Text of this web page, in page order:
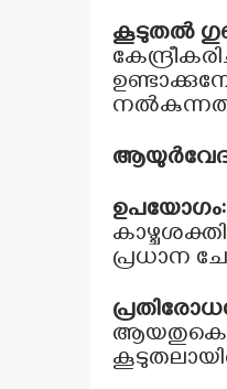
കൂടുതൽ
ആയുർവേദ
ഉപയോഗം:
പ്രധാന